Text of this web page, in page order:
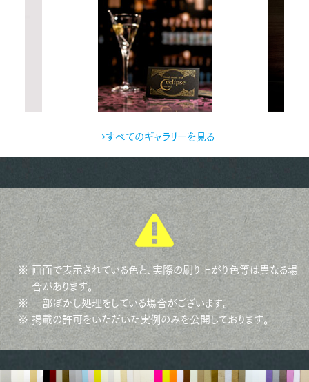
→すべてのギャラリーを見る
※ 画面で表示されている色と、実際の刷り上がり色等は異なる場
合があります。
※ 一部ぼかし処理をしている場合がございます。
※ 掲載の許可をいただいた実例のみを公開しております。